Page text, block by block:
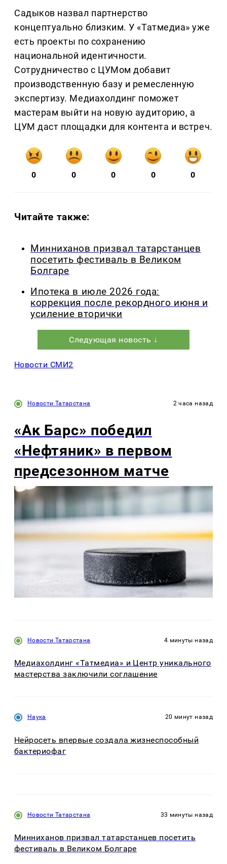
Садыков назвал партнерство
концептуально близким. У «Татмедиа» уже
есть проекты по сохранению
национальной идентичности.
Сотрудничество с ЦУМом добавит
производственную базу и ремесленную
экспертизу. Медиахолдинг поможет
мастерам выйти на новую аудиторию, а
ЦУМ даст площадки для контента и встреч.
0 0 0 0 0
Читайте также:
Минниханов призвал татарстанцев
посетить фестиваль в Великом
Болгаре
Ипотека в июле 2026 года:
коррекция после рекордного июня и
усиление вторички
Следующая новость ↓
Новости СМИ2
Новости Татарстана 2 часа назад
«Ак Барс» победил
«Нефтяник» в первом
предсезонном матче
Новости Татарстана 4 минуты назад
Медиахолдинг «Татмедиа» и Центр уникального
мастерства заключили соглашение
Наука 20 минут назад
Нейросеть впервые создала жизнеспособный
бактериофаг
Новости Татарстана 33 минуты назад
Минниханов призвал татарстанцев посетить
фестиваль в Великом Болгаре